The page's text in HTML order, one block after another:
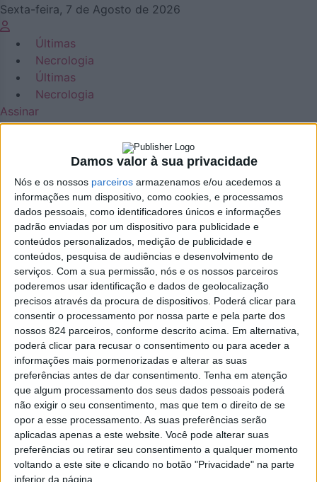
Damos valor à sua privacidade
Nós e os nossos parceiros armazenamos e/ou acedemos a
informações num dispositivo, como cookies, e processamos
dados pessoais, como identificadores únicos e informações
padrão enviadas por um dispositivo para publicidade e
conteúdos personalizados, medição de publicidade e
conteúdos, pesquisa de audiências e desenvolvimento de
serviços. Com a sua permissão, nós e os nossos parceiros
poderemos usar identificação e dados de geolocalização
precisos através da procura de dispositivos. Poderá clicar para
consentir o processamento por nossa parte e pela parte dos
nossos 824 parceiros, conforme descrito acima. Em alternativa,
poderá clicar para recusar o consentimento ou para aceder a
informações mais pormenorizadas e alterar as suas
preferências antes de dar consentimento. Tenha em atenção
que algum processamento dos seus dados pessoais poderá
não exigir o seu consentimento, mas que tem o direito de se
opor a esse processamento. As suas preferências serão
aplicadas apenas a este website. Você pode alterar suas
preferências ou retirar seu consentimento a qualquer momento
voltando a este site e clicando no botão "Privacidade" na parte
inferior da página.
Sexta-feira, 7 de Agosto de 2026
Últimas
Necrologia
Últimas
Necrologia
Assinar
Azemeis.net
4 de Fevereiro de 2026, 15:43
Necrologia,Palmaz
Maria Manuela Vieira
da Silva Teixeira
(1952-2026)
Faleceu com 75 anos de idade, e foi residente na Rua do
Carvalhal - Palmaz..